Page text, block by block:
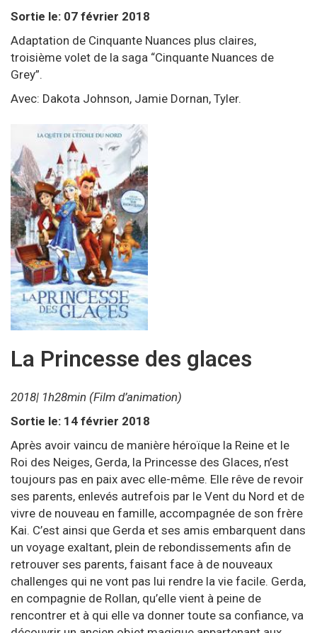
Sortie le: 07 février 2018
Adaptation de Cinquante Nuances plus claires,
troisième volet de la saga “Cinquante Nuances de
Grey”.
Avec: Dakota Johnson, Jamie Dornan, Tyler.
La Princesse des glaces
2018| 1h28min (Film d’animation)
Sortie le: 14 février 2018
Après avoir vaincu de manière héroïque la Reine et le
Roi des Neiges, Gerda, la Princesse des Glaces, n’est
toujours pas en paix avec elle-même. Elle rêve de revoir
ses parents, enlevés autrefois par le Vent du Nord et de
vivre de nouveau en famille, accompagnée de son frère
Kai. C’est ainsi que Gerda et ses amis embarquent dans
un voyage exaltant, plein de rebondissements afin de
retrouver ses parents, faisant face à de nouveaux
challenges qui ne vont pas lui rendre la vie facile. Gerda,
en compagnie de Rollan, qu’elle vient à peine de
rencontrer et à qui elle va donner toute sa confiance, va